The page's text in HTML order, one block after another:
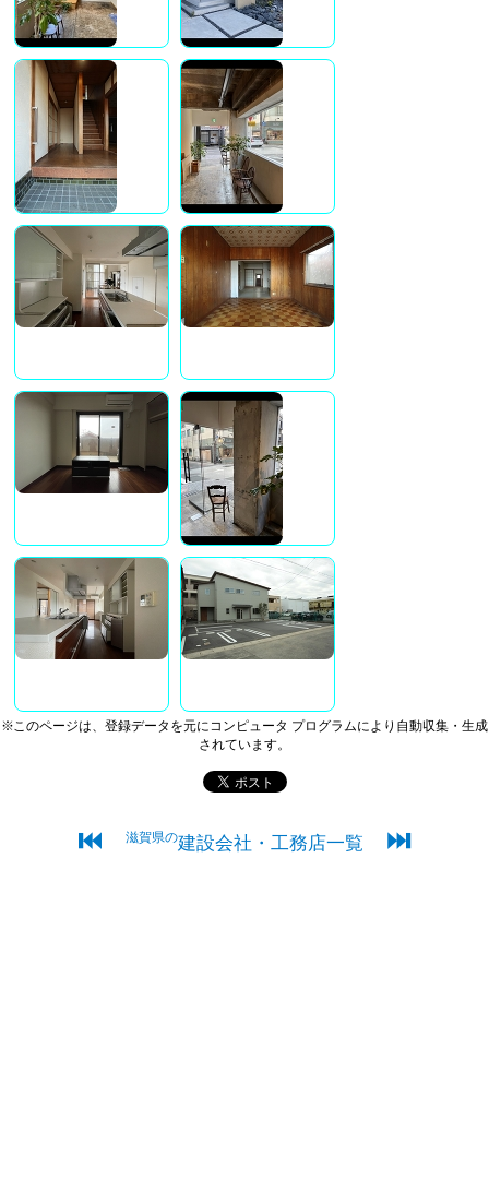
※このページは、登録データを元にコンピュータ プログラムにより自動収集・生成
されています。
⏮ 滋賀県の建設会社・工務店一覧 ⏭